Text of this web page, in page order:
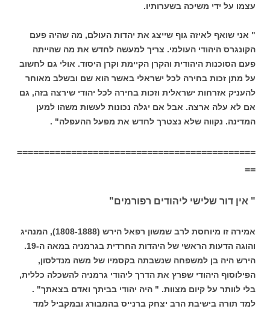
עצמו על ידי משיכה בשערותיו.
" אני שואף לאיזה גוף שייצג את יהדות העולם, מה שהיה פעם
הקונגרס היהודי העולמי. צריך למעשה לחדש את מה שהייתה
פעם הסוכנות היהודית והקרן הקיימת וקרן היסוד. אולי גם לחשוב
על מתן זכות בחירה לכל ישראלי באשר הוא שם ובשלב מאוחר
להעניק אזרחות ישראלית וזכות בחירה לכל יהודי שירצה בזה, גם
אם לא עלה ארצה. אבל אם יגלה נכונות לעשות משהו למען
המדינה. נקווה שלא נצטרך לחדש את מפעל ההעפלה" .
============================================
==
" אין דור שלישי ליהודים רפורמים"
אמירה זו מיוחסת לרב שמשון רפאל הירש (1808-1888), המנהיג
והוגה הדעות הראשי של היהדות החרדית בגרמניה במאה ה-19.
הירש היה בן למשפחה שנשבתה בקסמיו של משה מנדלסון,
הפילוסוף היהודי שפרץ את הדרך ליהודי גרמניה להשכלה כללית,
בלי לוותר על קיום מצוות. " היה יהודי בביתך ואדם בצאתך" .
למד תורה בישיבת הרב יצחק ברנייס בהמבורג ובמקביל למד